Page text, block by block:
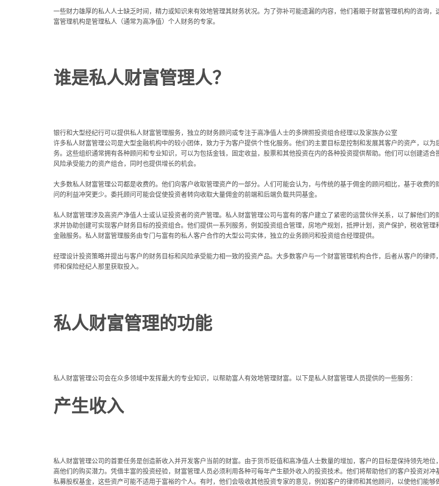
一些财力雄厚的私人人士缺乏时间，精力或知识来有效地管理其财务状况。为了弥补可能遗漏的内容，他们着眼于财富管理机构的咨询，
富管理机构是管理私人（通常为高净值）个人财务的专家。
谁是私人财富管理人？
银行和大型经纪行可以提供私人财富管理服务，独立的财务顾问或专注于高净值人士的多牌照投资组合经理以及家族办公室
许多私人财富管理公司是大型金融机构中的较小团体，致力于为客户提供个性化服务。他们的主要目标是控制和发展其客户的资产，以为
务。这些组织通常拥有各种顾问和专业知识，可以为包括金钱，固定收益，股票和其他投资在内的各种投资提供帮助。他们可以创建适合
风险承受能力的资产组合，同时也提供增长的机会。
大多数私人财富管理公司都是收费的。他们向客户收取管理资产的一部分。人们可能会认为，与传统的基于佣金的顾问相比，基于收费的
问的利益冲突更少。委托顾问可能会促使投资者转向收取大量佣金的前端和后端负载共同基金。
私人财富管理涉及高资产净值人士或认证投资者的资产管理。私人财富管理公司与富有的客户建立了紧密的运营伙伴关系，以了解他们的
求并协助创建可实现客户财务目标的投资组合。他们提供一系列服务，例如投资组合管理，房地产规划，抵押计划，资产保护，税收管理
金融服务。私人财富管理服务由专门与富有的私人客户合作的大型公司实体，独立的业务顾问和投资组合经理提供。
经理设计投资策略并提出与客户的财务目标和风险承受能力相一致的投资产品。大多数客户与一个财富管理机构合作，后者从客户的律师
师和保险经纪人那里获取投入。
私人财富管理的功能
私人财富管理公司会在众多领域中发挥最大的专业知识，以帮助富人有效地管理财富。以下是私人财富管理人员提供的一些服务：
产生收入
私人财富管理公司的首要任务是创造新收入并开发客户当前的财富。由于货币贬值和高净值人士数量的增加，客户的目标是保持领先地位
高他们的购买潜力。凭借丰富的投资经验，财富管理人员必须利用各种可每年产生额外收入的投资技术。他们将帮助他们的客户投资对冲
私募股权基金，这些资产可能不适用于富裕的个人。有时，他们会吸收其他投资专家的意见，例如客户的律师和其他顾问，以使他们能够